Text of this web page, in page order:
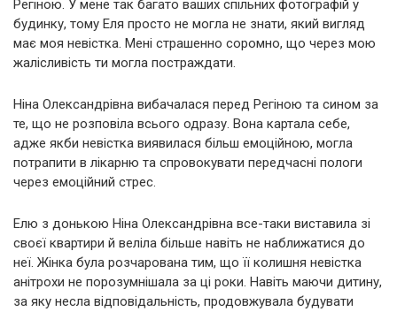
Регіною. У мене так багато ваших спільних фотографій у
будинку, тому Еля просто не могла не знати, який вигляд
має моя невістка. Мені страшенно соромно, що через мою
жалісливість ти могла постраждати.
Ніна Олександрівна вибачалася перед Регіною та сином за
те, що не розповіла всього одразу. Вона картала себе,
адже якби невістка виявилася більш емоційною, могла
потрапити в лікарню та спровокувати передчасні пологи
через емоційний стрес.
Елю з донькою Ніна Олександрівна все-таки виставила зі
своєї квартири й веліла більше навіть не наближатися до
неї. Жінка була розчарована тим, що її колишня невістка
анітрохи не порозумнішала за ці роки. Навіть маючи дитину,
за яку несла відповідальність, продовжувала будувати